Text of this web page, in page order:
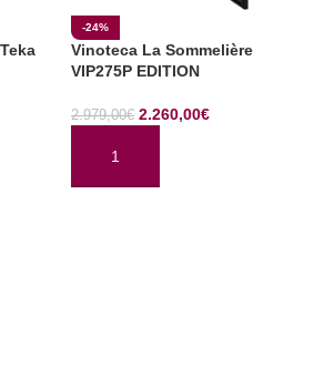
-24%
Vinoteca La Sommelière
VIP275P EDITION
2.979,00€ 2.260,00€
AÑADIR AL CARRITO